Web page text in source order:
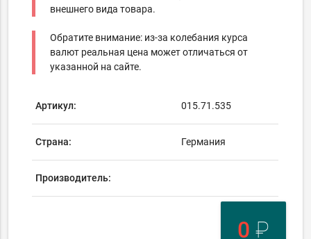
внешнего вида товара.
Обратите внимание: из-за колебания курса
валют реальная цена может отличаться от
указанной на сайте.
Артикул: 015.71.535
Страна: Германия
Производитель:
0 ₽